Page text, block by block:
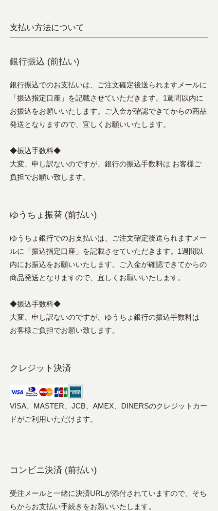
支払い方法について
銀行振込 (前払い)
銀行振込でのお支払いは、ご注文確定後送られますメールに
「振込指定口座」を記載させていただきます。1週間以内に
お振込をお願いいたします。ご入金が確認できてからの商品
発送となりますので、宜しくお願いいたします。
◆振込手数料◆
大変、申し訳ないのですが、銀行の振込手数料は お客様ご
負担でお願い致します。
ゆうちょ振替 (前払い)
ゆうちょ銀行でのお支払いは、ご注文確定後送られますメー
ルに「振込指定口座」を記載させていただきます。1週間以
内にお振込をお願いいたします。ご入金が確認できてからの
商品発送となりますので、宜しくお願いいたします。
◆振込手数料◆
大変、申し訳ないのですが、ゆうちょ銀行の振込手数料は
お客様ご負担でお願い致します。
クレジット決済
VISA、MASTER、JCB、AMEX、DINERSのクレジットカー
ドがご利用いただけます。
コンビニ決済 (前払い)
受注メールと一緒に決済URLが添付されていますので、そち
らからお支払い手続きをお願いいたします。